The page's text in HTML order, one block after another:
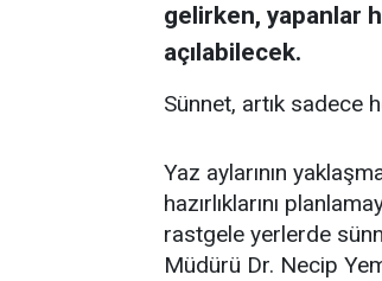
gelirken, yapanlar
açılabilecek.
Sünnet, artık sadece
Yaz aylarının
hazırlıklarını
rastgele yerlerde
Müdürü Dr. Necip